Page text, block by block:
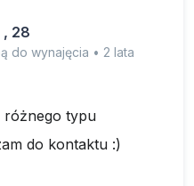
, 28
do wynajęcia • 2 lata
różnego typu
do kontaktu :)